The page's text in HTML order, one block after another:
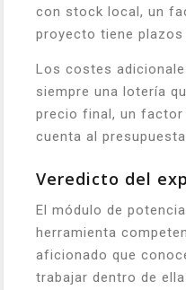
con stock local, un
proyecto tiene plazos
Los costes
siempre una lotería
precio final, un factor
cuenta al
Veredicto del
El módulo de
herramienta
aficionado que
trabajar dentro de